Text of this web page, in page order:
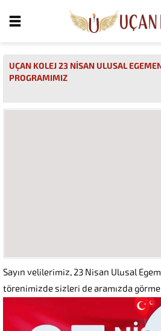
UÇAN KOLEJ 23 NİSAN ULUSAL
PROGRAMIMIZ
Sayın velilerimiz, 23 Nisan Ulusal
törenimizde sizleri de aramızda